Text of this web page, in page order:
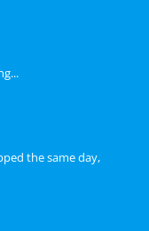
the same day,